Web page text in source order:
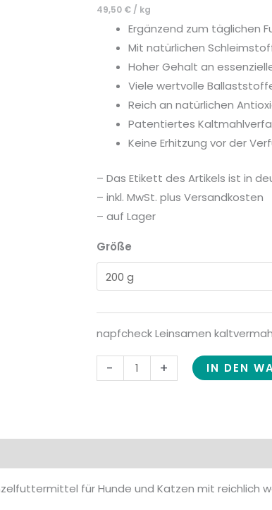
49,50 €/ kg
Ergänzend zum täglichen
Mit natürlichen
Hoher Gehalt an
Viele wertvolle
Reich an natürlichen
Patentiertes
Keine Erhitzung vor der
– Das Etikett des Artikels ist in
– inkl. MwSt. plus Versandkosten
– auf Lager
Größe
napfcheck Leinsamen
-
3
Hunde
Katzen
Menge
+ IN DEN
für Hunde und Katzen mit reichlich